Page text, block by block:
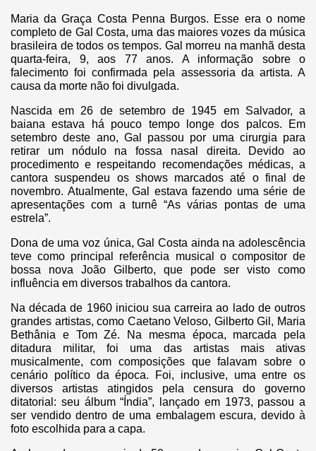
Maria da Graça Costa Penna Burgos. Esse era o nome
completo de Gal Costa, uma das maiores vozes da música
brasileira de todos os tempos. Gal morreu na manhã desta
quarta-feira, 9, aos 77 anos. A informação sobre o
falecimento foi confirmada pela assessoria da artista. A
causa da morte não foi divulgada.
Nascida em 26 de setembro de 1945 em Salvador, a
baiana estava há pouco tempo longe dos palcos. Em
setembro deste ano, Gal passou por uma cirurgia para
retirar um nódulo na fossa nasal direita. Devido ao
procedimento e respeitando recomendações médicas, a
cantora suspendeu os shows marcados até o final de
novembro. Atualmente, Gal estava fazendo uma série de
apresentações com a turnê “As várias pontas de uma
estrela”.
Dona de uma voz única, Gal Costa ainda na adolescência
teve como principal referência musical o compositor de
bossa nova João Gilberto, que pode ser visto como
influência em diversos trabalhos da cantora.
Na década de 1960 iniciou sua carreira ao lado de outros
grandes artistas, como Caetano Veloso, Gilberto Gil, Maria
Bethânia e Tom Zé. Na mesma época, marcada pela
ditadura militar, foi uma das artistas mais ativas
musicalmente, com composições que falavam sobre o
cenário político da época. Foi, inclusive, uma entre os
diversos artistas atingidos pela censura do governo
ditatorial: seu álbum “Índia”, lançado em 1973, passou a
ser vendido dentro de uma embalagem escura, devido à
foto escolhida para a capa.